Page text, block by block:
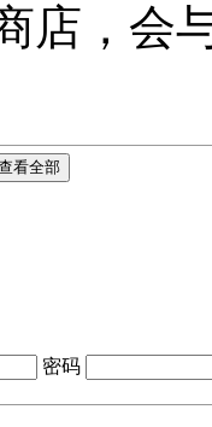
店，会
密码